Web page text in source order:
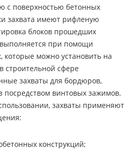
с поверхностью бетонных
захвата имеют рифленую
блоков прошедших
выполняется при помощи
которые можно установить на
сфере
захваты для бордюров,
посредством винтовых зажимов.
захваты применяют
конструкций;